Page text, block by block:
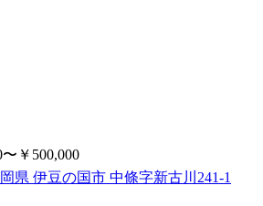
￥500,000
県 伊豆の国市 中條字新古川241-1